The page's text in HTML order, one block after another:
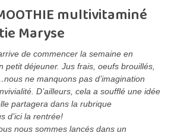
multivitaminé
Maryse
de commencer la semaine en
petit déjeuner. Jus frais, oeufs brouillés,
ne manquons pas d’imagination
D’ailleurs, cela a soufflé une idée
partagera dans la rubrique
d’ici la rentrée!
nous sommes lancés dans un